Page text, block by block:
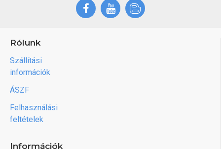
Rólunk
Szállítási
információk
ÁSZF
Felhasználási
feltételek
Információk